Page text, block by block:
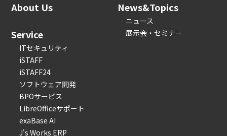
About Us
Service
ITセキュリティ
iSTAFF
iSTAFF24
ソフトウェア開発
BPOサービス
LibreOfficeサポート
exaBase AI
J's Works ERP
News&Topics
ニュース
展示会・セミナー